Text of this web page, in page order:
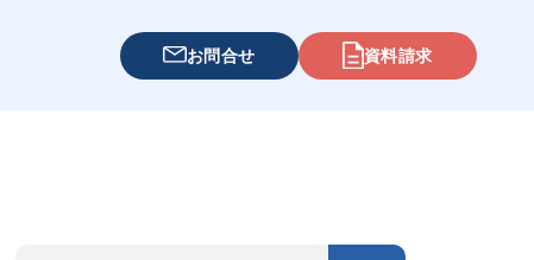
お問合せ 資料請求